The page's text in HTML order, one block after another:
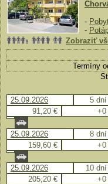
-
-
Zobraziť
Termíny
25.09.2026 5 dní
91,20 €
+0
25.09.2026 8 dní
159,60 €
+0
25.09.2026 10 dní
205,20 €
+0